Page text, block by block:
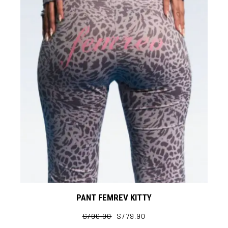
en
la
página
de
producto
PANT FEMREV KITTY
S/90.00
El
S/79.90
El
Este